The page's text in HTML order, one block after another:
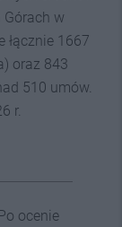
w
1667
oraz 843
510 umów.
r.
ocenie